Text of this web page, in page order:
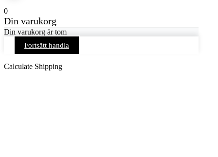
0
Din varukorg
Din varukorg är tom
Fortsätt handla
Calculate Shipping